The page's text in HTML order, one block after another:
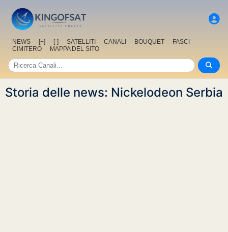
NEWS [+] [-] SATELLITI CANALI BOUQUET
FASCI
CIMITERO
MAPPA DEL SITO
Storia delle news: Nickelodeon Serbia